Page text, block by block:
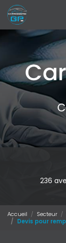
Aller
au
contenu
principal
236
Accueil Secteur
Devis pour